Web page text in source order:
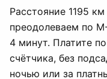
Расстояние 1195
преодолеваем по
4 минут. Платите
счётчика, без
ночью или за